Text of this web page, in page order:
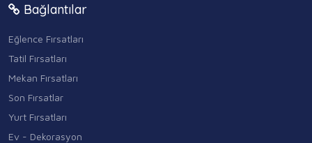
Bağlantılar
Eğlence Fırsatları
Tatil Fırsatları
Mekan Fırsatları
Son Fırsatlar
Yurt Fırsatları
Ev - Dekorasyon